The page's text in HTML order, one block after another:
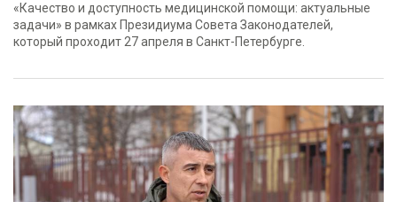
«Качество и доступность медицинской помощи: актуальные
задачи» в рамках Президиума Совета Законодателей,
который проходит 27 апреля в Санкт-Петербурге.